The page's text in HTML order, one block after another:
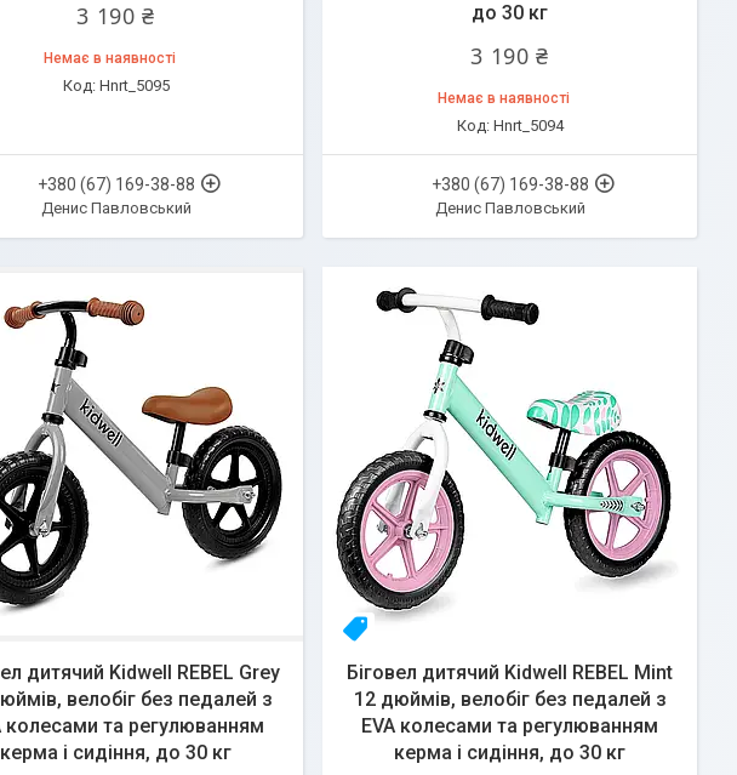
3 190 ₴
Немає в наявності
Hnrt_5095
+380 (67) 169-38-88
Денис Павловський
до 30 кг
3 190 ₴
Немає в наявності
Hnrt_5094
+380 (67) 169-38-88
Денис Павловський
дитячий Kidwell REBEL Grey
велобіг без педалей з
колесами та регулюванням
керма і сидіння, до 30 кг
Біговел дитячий Kidwell REBEL Mint
12 дюймів, велобіг без педалей з
EVA колесами та регулюванням
керма і сидіння, до 30 кг